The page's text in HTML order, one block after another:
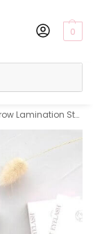
0
Lamination Starterskit